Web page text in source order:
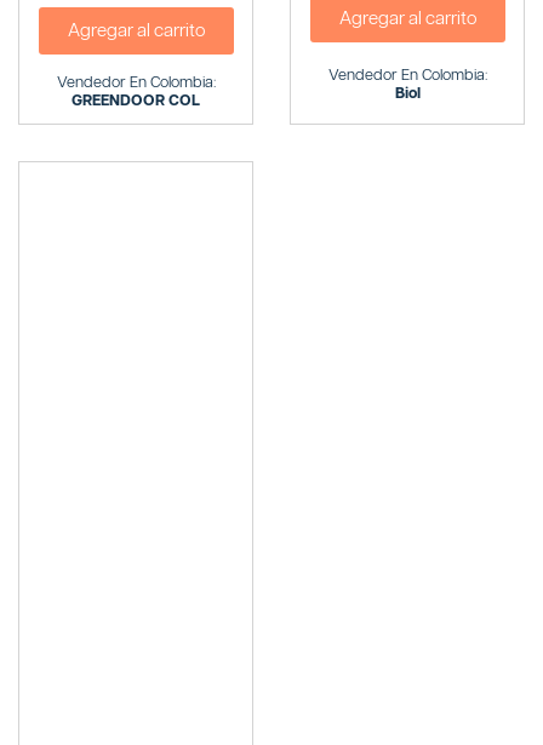
Agregar al carrito
Vendedor En Colombia:
GREENDOOR COL
Agregar al carrito
Vendedor En Colombia:
Biol